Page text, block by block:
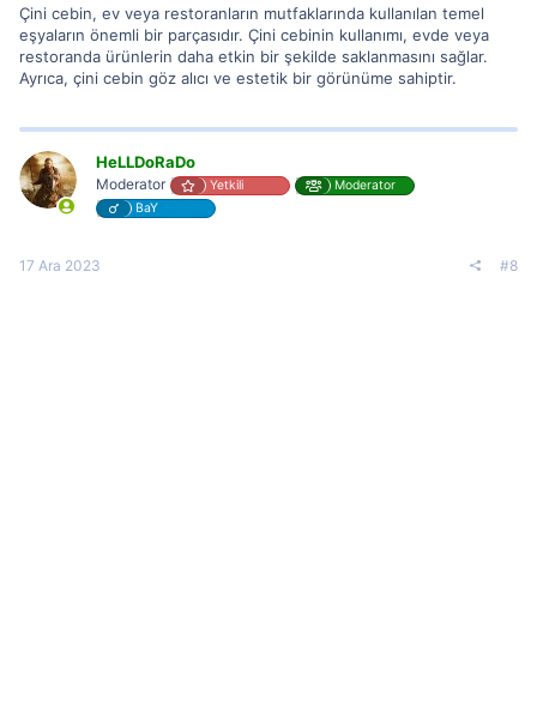
Çini cebin, ev veya restoranların mutfaklarında kullanılan temel
eşyaların önemli bir parçasıdır. Çini cebinin kullanımı, evde veya
restoranda ürünlerin daha etkin bir şekilde saklanmasını sağlar.
Ayrıca, çini cebin göz alıcı ve estetik bir görünüme sahiptir.
HeLLDoRaDo
Moderator Yetkili
Moderator
BaY
17 Ara 2023 #8